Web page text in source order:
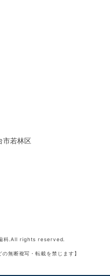
若林区
科.All rights reserved.
無断複写・転載を禁じます】